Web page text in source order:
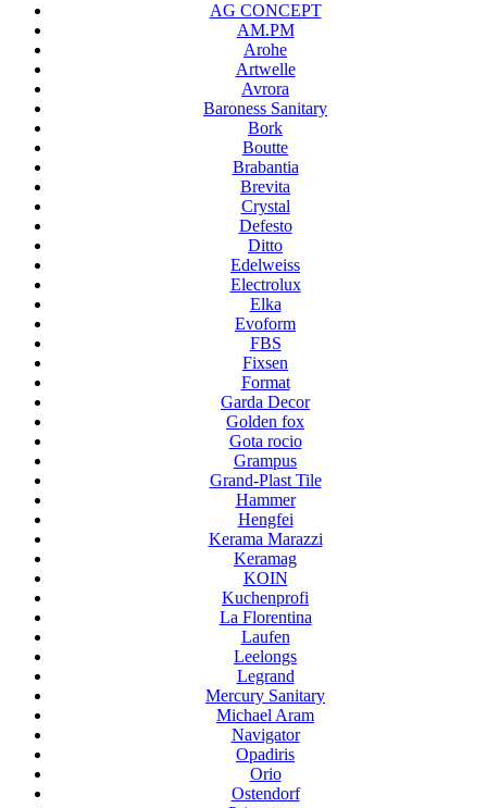
AG CONCEPT
AM.PM
Arohe
Artwelle
Avrora
Baroness Sanitary
Bork
Boutte
Brabantia
Brevita
Crystal
Defesto
Ditto
Edelweiss
Electrolux
Elka
Evoform
FBS
Fixsen
Format
Garda Decor
Golden fox
Gota rocio
Grampus
Grand-Plast Tile
Hammer
Hengfei
Kerama Marazzi
Keramag
KOIN
Kuchenprofi
La Florentina
Laufen
Leelongs
Legrand
Mercury Sanitary
Michael Aram
Navigator
Opadiris
Orio
Ostendorf